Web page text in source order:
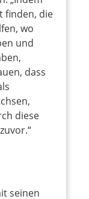
finden, die
wo
und
dass
diese
seinen